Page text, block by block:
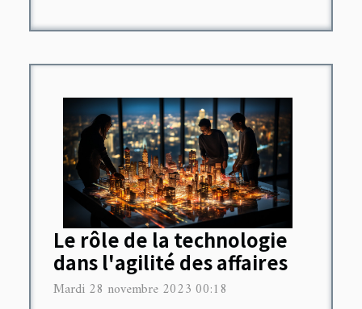
Le rôle de la technologie
dans l'agilité des affaires
Mardi 28 novembre 2023 00:18